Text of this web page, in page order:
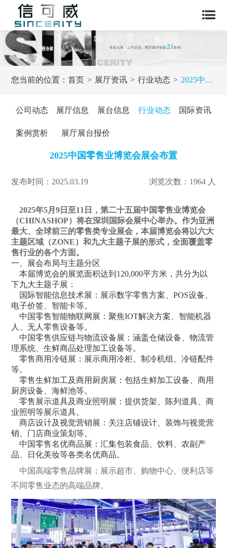
您当前的位置：首页 展厅资讯 行业动态 2025中国零售业博览会展会布置
公司动态 展厅信息 展台信息 行业动态 国际资讯
案例赏析 展厅展台报价
2025中国零售业博览会展会布置
发布时间：2025.03.19 浏览次数：1964 人
2025年5月9日至11日，第二十五届中国零售业博览会
（CHINASHOP）将在深圳国际会展中心举办。作为亚洲
最大、全球前三的零售类专业展会，本届博览会将以六大
主题区域（ZONE）和九大主题子展的形式，全面覆盖零
售行业的各个方面。
一、展会布局与主题分区
本届博览会的展览面积达到120,000平方米，共分为以
下九大主题子展：
国际智能信息技术展：展示数字零售方案、POS设备、
电子价签、智能卡等。
中国零售智能物联网展：聚焦IOT解决方案、智能机器
人、无人零售设备等。
中国零售供应链与物流设备展：涵盖仓储设备、物流管
理系统、生鲜商品处理加工设备等。
零售商用冷链展：展示商用冷柜、制冷机组、冷链配件
等。
零售生鲜加工及商用厨房展：包括生鲜加工设备、商用
厨房设备、海鲜池等。
零售展示道具及商业照明展：提供货架、陈列道具、商
业照明等展示道具。
商店设计及视觉营销展：关注店铺设计、装饰与视觉营
销、门店商业策划等。
中国零售名优商品展：汇集包装食品、饮料、农副产
品、日化美妆等各类名优商品。
中国高端零售品牌展：展示超市、购物中心、便利店等
不同零售业态的高端品牌。